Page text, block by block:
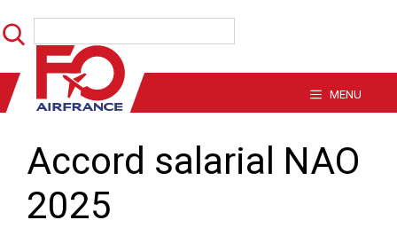
au
contenu
Rechercher
MENU
Accord salarial NAO
2025